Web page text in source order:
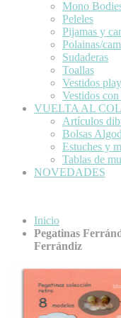
Mono
Peleles
Pijamas y
Polainas/
Sudaderas
Toallas
Vestidos
Vestidos con
VUELTA AL
Artículos
Bolsas
Estuches y
Tablas de
NOVEDADES
Inicio
Pegatinas
Ferrándiz